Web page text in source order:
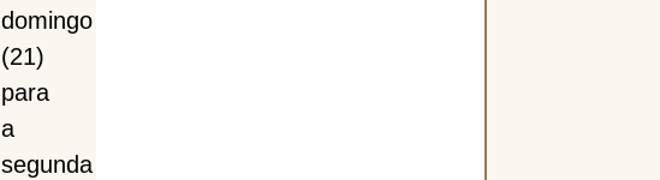
domingo
(21)
para
a
segunda